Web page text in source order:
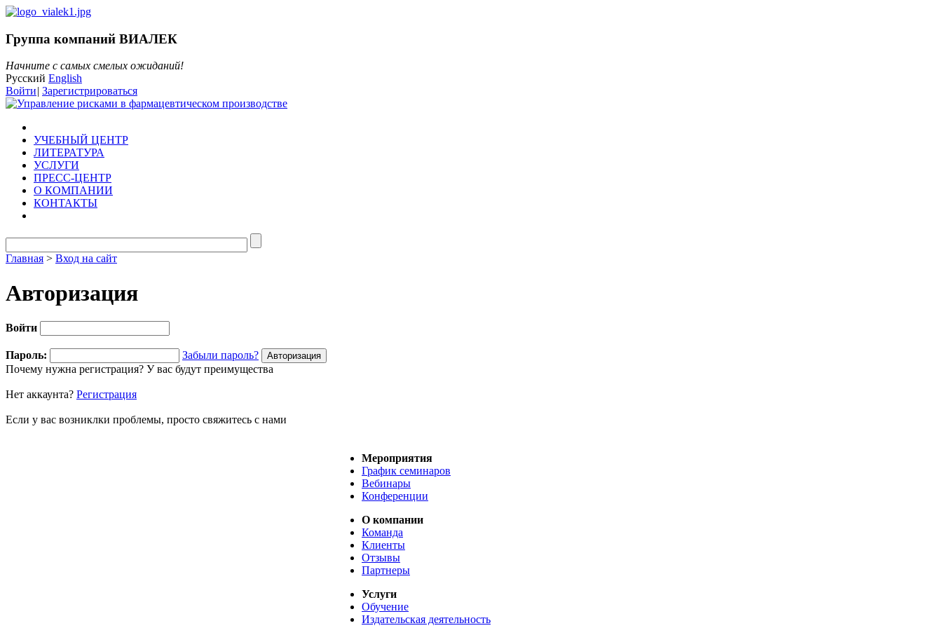
Группа компаний ВИАЛЕК
Начните с самых смелых ожиданий!
Русский English
Войти| Зарегистрироваться
УЧЕБНЫЙ ЦЕНТР
ЛИТЕРАТУРА
УСЛУГИ
ПРЕСС-ЦЕНТР
О КОМПАНИИ
КОНТАКТЫ
Главная > Вход на сайт
Авторизация
Войти
Пароль:
Забыли пароль?
Почему нужна регистрация? У вас будут преимущества
Нет аккаунта? Регистрация
Если у вас возниклки проблемы, просто свяжитесь с нами
Мероприятия
График семинаров
Вебинары
Конференции
О компании
Команда
Клиенты
Отзывы
Партнеры
Услуги
Обучение
Издательская деятельность